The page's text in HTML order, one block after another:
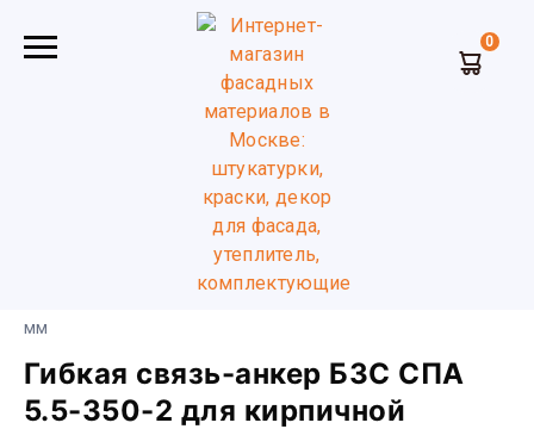
0
Комплектующие для фасадов
350-2 для кирпичной кладки стеклопластиковая, 350х5,5
мм
Гибкая связь-анкер БЗС СПА
5.5-350-2 для кирпичной